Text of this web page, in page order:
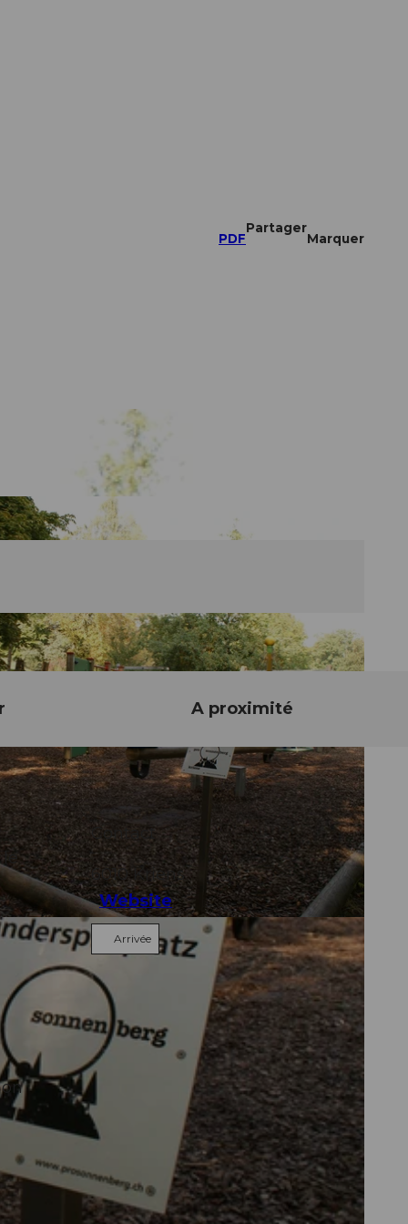
PDF
Partager
Marquer
A proximité
le
Contact
6010Kriens
Website
Arrivée